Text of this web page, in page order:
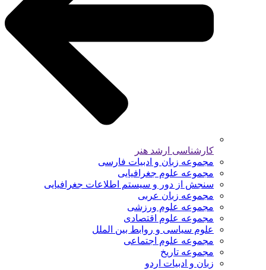
کارشناسی ارشد هنر
مجموعه زبان و ادبیات فارسی
مجموعه علوم جغرافیایی
سنجش از دور و سیستم اطلاعات جغرافیایی
مجموعه زبان عربی
مجموعه علوم ورزشی
مجموعه علوم اقتصادی
علوم سیاسی و روابط بین الملل
مجموعه علوم اجتماعی
مجموعه تاریخ
زبان و ادبیات اردو